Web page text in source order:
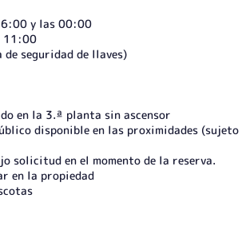
y las 00:00
11:00
seguridad de llaves)
en la 3.ª planta sin ascensor
disponible en las proximidades (sujeto
solicitud en el momento de la reserva.
en la propiedad